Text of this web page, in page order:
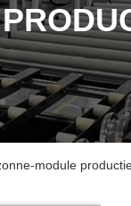
module